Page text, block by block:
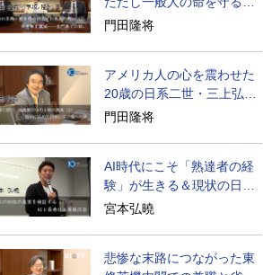
人の本義を重視
門田隆将
アメリカ人の心を震わせた
20歳の日系二世・三上弘文
の翻訳
門田隆将
AI時代にこそ「熟達者の経
験」が生きる＆現状の日本
経済の実情は
宮本弘曉
悲惨な末路につながった東